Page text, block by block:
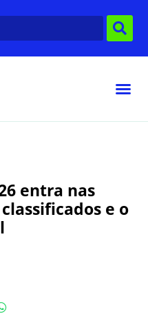
entra nas
e o